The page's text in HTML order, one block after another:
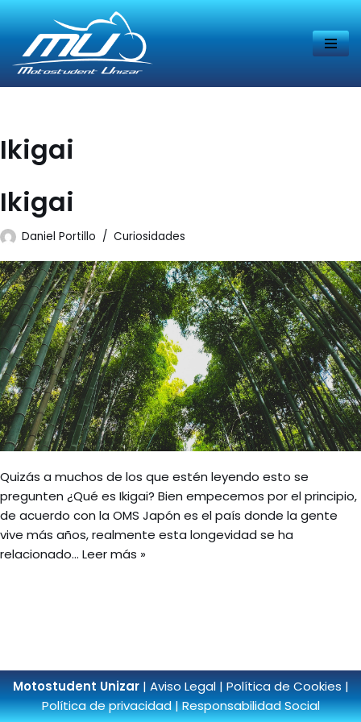
Saltar
al
Ikigai
Ikigai
Daniel Portillo Curiosidades
Quizás a muchos de los que estén leyendo esto se
pregunten ¿Qué es Ikigai? Bien empecemos por el principio,
de acuerdo con la OMS Japón es el país donde la gente
vive más años, realmente esta longevidad se ha
relacionado… Leer más »
Motostudent Unizar|Aviso Legal|Política de Cookies|
Política de privacidad|Responsabilidad Social